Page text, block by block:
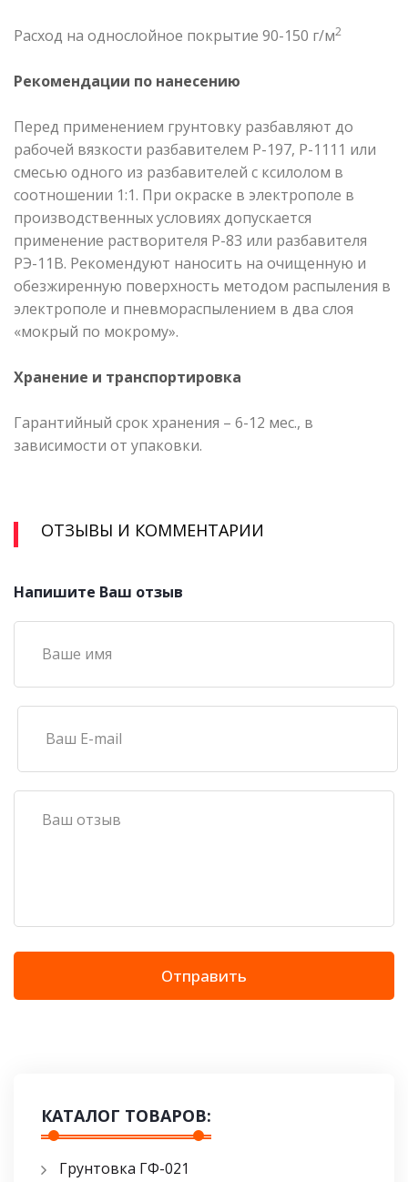
Расход на однослойное покрытие 90-150 г/м2
Рекомендации по нанесению
Перед применением грунтовку разбавляют до
рабочей вязкости разбавителем Р-197, Р-1111 или
смесью одного из разбавителей с ксилолом в
соотношении 1:1. При окраске в электрополе в
производственных условиях допускается
применение растворителя Р-83 или разбавителя
РЭ-11В. Рекомендуют наносить на очищенную и
обезжиренную поверхность методом распыления в
электрополе и пневмораспылением в два слоя
«мокрый по мокрому».
Хранение и транспортировка
Гарантийный срок хранения – 6-12 мес., в
зависимости от упаковки.
ОТЗЫВЫ И КОММЕНТАРИИ
Напишите Ваш отзыв
Отправить
КАТАЛОГ ТОВАРОВ:
Грунтовка ГФ-021